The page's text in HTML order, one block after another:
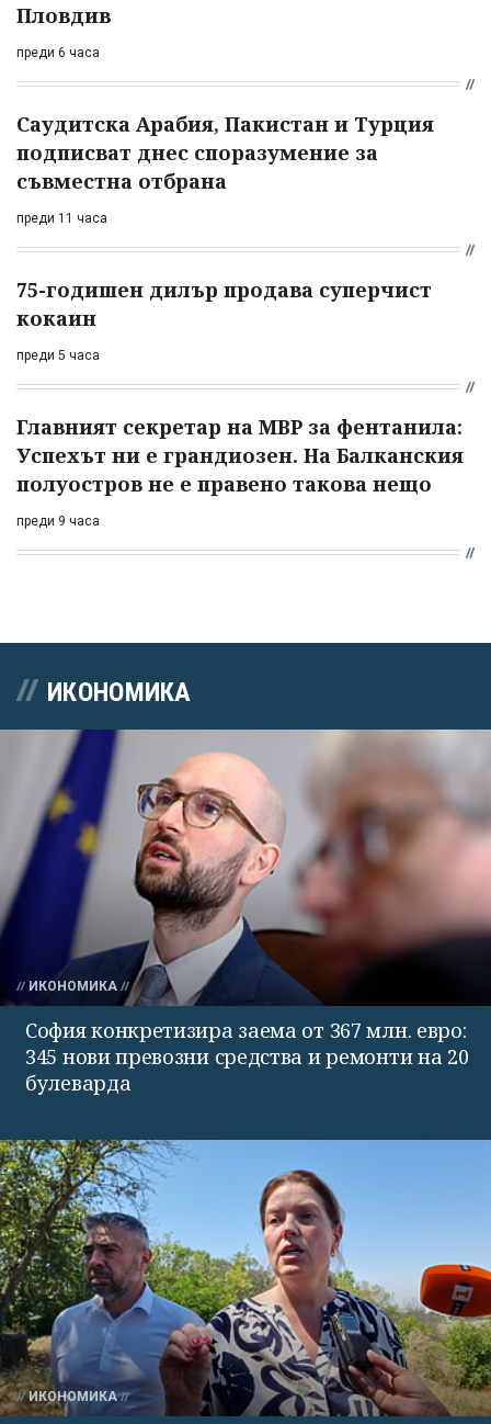
Пловдив
преди 6 часа
Саудитска Арабия, Пакистан и Турция
подписват днес споразумение за
съвместна отбрана
преди 11 часа
75-годишен дилър продава суперчист
кокаин
преди 5 часа
Главният секретар на МВР за фентанила:
Успехът ни е грандиозен. На Балканския
полуостров не е правено такова нещо
преди 9 часа
ИКОНОМИКА
ИКОНОМИКА
София конкретизира заема от 367 млн. евро:
345 нови превозни средства и ремонти на 20
булеварда
ИКОНОМИКА